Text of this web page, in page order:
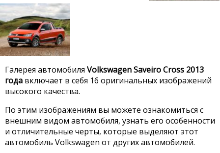
Галерея автомобиля Volkswagen Saveiro Cross 2013
года включает в себя 16 оригинальных изображений
высокого качества.
По этим изображениям вы можете ознакомиться с
внешним видом автомобиля, узнать его особенности
и отличительные черты, которые выделяют этот
автомобиль Volkswagen от других автомобилей.